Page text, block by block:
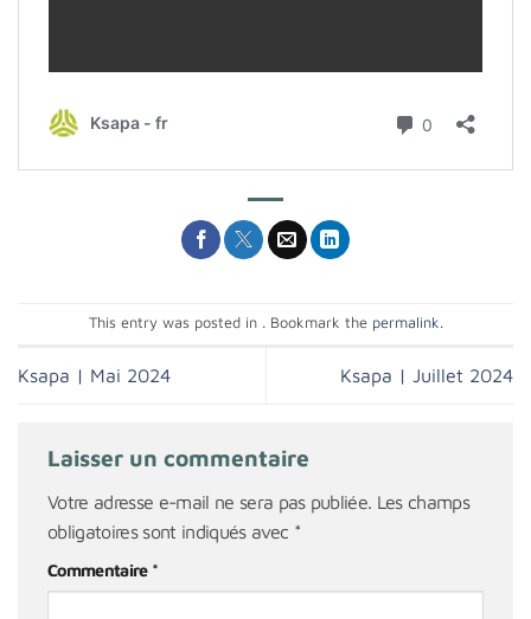
This entry was posted in . Bookmark the permalink.
Ksapa | Mai 2024 Ksapa | Juillet 2024
Laisser un commentaire
Votre adresse e-mail ne sera pas publiée. Les champs
obligatoires sont indiqués avec *
Commentaire *